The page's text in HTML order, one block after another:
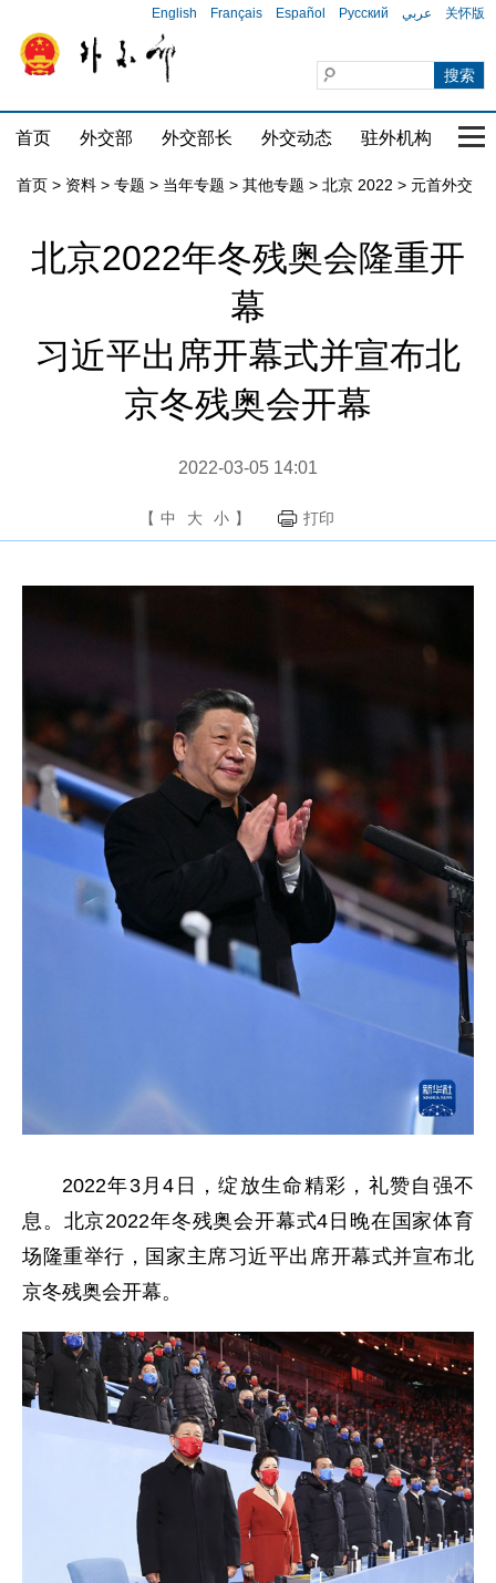
English Français Español Русский عربي 关怀版
首页 外交部 外交部长 外交动态 驻外机构 国
首页 > 资料 > 专题 > 当年专题 > 其他专题 > 北京 2022 > 元首外交
北京2022年冬残奥会隆重开
幕
习近平出席开幕式并宣布北
京冬残奥会开幕
2022-03-05 14:01
【 中 大 小 】 打印
2022年3月4日，绽放生命精彩，礼赞自强不
息。北京2022年冬残奥会开幕式4日晚在国家体育
场隆重举行，国家主席习近平出席开幕式并宣布北
京冬残奥会开幕。